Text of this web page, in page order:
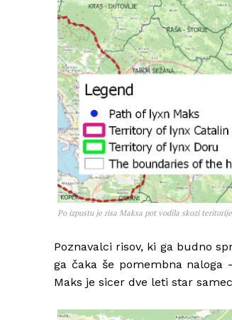
Po izpustu je risa Maksa pot vodila skozi
Poznavalci risov, ki ga budno
ga čaka še pomembna naloga
Maks je sicer dve leti star